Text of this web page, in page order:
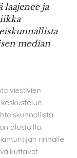
ja
median
viestivien
alustoilla.
rinnalle